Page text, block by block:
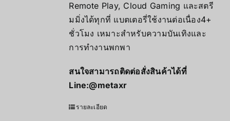
Remote Play, Cloud Gaming และสตรี
มมิ่งได้ทุกที่ แบตเตอรี่ใช้งานต่อเนื่อง4+
ชั่วโมง เหมาะสำหรับความบันเทิงและ
การทำงานพกพา
สนใจสามารถติดต่อสั่งสินค้าได้ที่
Line:@metaxr
รายละเอียด